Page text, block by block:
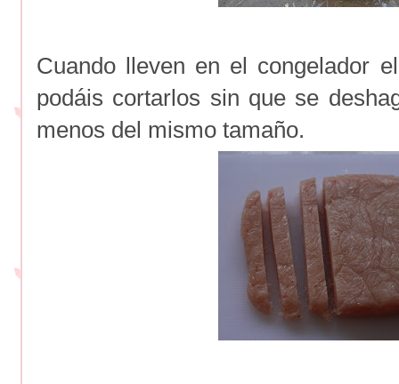
Cuando lleven en el congelador
podáis cortarlos sin que se
menos del mismo tamaño.